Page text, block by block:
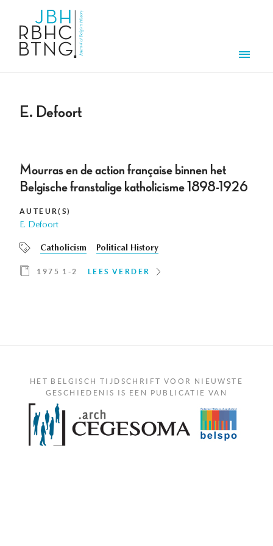
E. Defoort
Mourras en de action française binnen het
Belgische franstalige katholicisme 1898-1926
AUTEUR(S)
E. Defoort
Catholicism Political History
1975 1-2 LEES VERDER
HET BELGISCH TIJDSCHRIFT VOOR NIEUWSTE
GESCHIEDENIS IS EEN PUBLICATIE VAN